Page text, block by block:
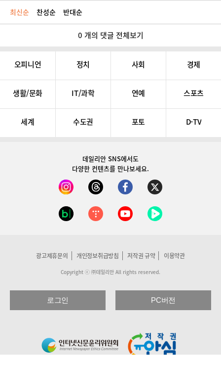
최신순 찬성순 반대순
0 개의 댓글 전체보기
오피니언 정치 사회 경제
생활/문화 IT/과학 연예 스포츠
세계 수도권 포토 D-TV
데일리안 SNS에서도
다양한 컨텐츠를 만나보세요.
광고제휴문의 개인정보취급방침 저작권 규약 이용약관
Copyright ⓒ ㈜데일리안 All rights reserved.
로그인 PC버전